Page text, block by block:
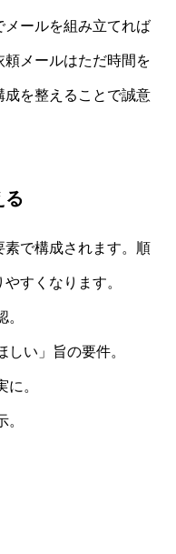
メールを組み立てれば
メールはただ時間を
成を整えることで誠意
る
で構成されます。順
すくなります。
い」旨の要件。
。